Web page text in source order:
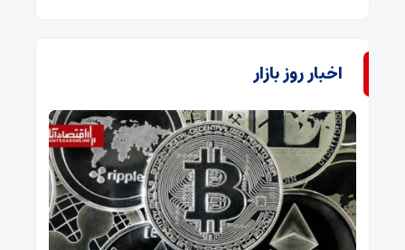
اخبار روز بازار